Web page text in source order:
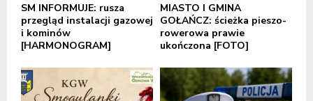
SM INFORMUJE: rusza
przegląd instalacji gazowej
i kominów
[HARMONOGRAM]
MIASTO I GMINA
GOŁAŃCZ: ścieżka pieszo-
rowerowa prawie
ukończona [FOTO]